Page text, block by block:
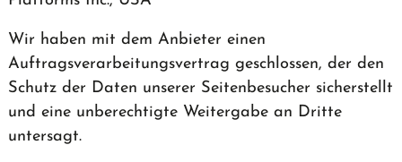
Wir haben mit dem Anbieter einen
Auftragsverarbeitungsvertrag geschlossen, der den
Schutz der Daten unserer Seitenbesucher sicherstellt
und eine unberechtigte Weitergabe an Dritte
untersagt.